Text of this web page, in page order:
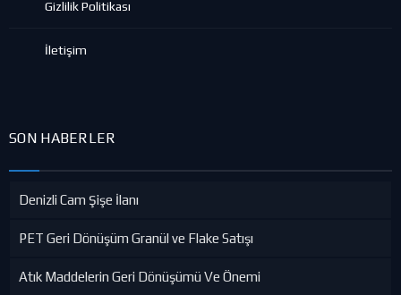
Gizlilik Politikası
İletişim
SON HABERLER
Denizli Cam Şişe İlanı
PET Geri Dönüşüm Granül ve Flake Satışı
Atık Maddelerin Geri Dönüşümü Ve Önemi